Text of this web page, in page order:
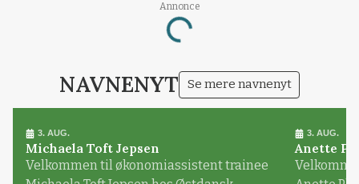
Annonce
Loading...
NAVNENYT Se mere navnenyt
3. AUG.
Michaela Toft Jepsen
Velkommen til økonomiassistent trainee
3. AUG.
Anette